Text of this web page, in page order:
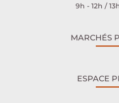
9h - 12h /
MARCHÉS
ESPACE